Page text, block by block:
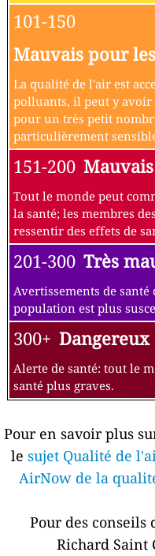
101-150
Mauvais pour
La qualité de l'air est
polluants, il peut y avoir
pour un très petit
particulièrement
151-200 Mauvais
Tout le monde peut
la santé; les membres
ressentir des effets de
201-300 Très
Avertissements de
population est plus
300+ Dangereux
Alerte de santé: tout le
santé plus graves.
Pour en savoir plus
le sujet Qualité de
AirNow de la
Pour des conseils
Richard Saint